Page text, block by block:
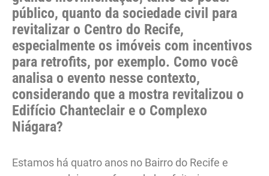
público, quanto da sociedade civil para
revitalizar o Centro do Recife,
especialmente os imóveis com incentivos
para retrofits, por exemplo. Como você
analisa o evento nesse contexto,
considerando que a mostra revitalizou o
Edifício Chanteclair e o Complexo
Niágara?
Estamos há quatro anos no Bairro do Recife e